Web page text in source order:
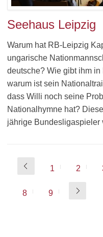
Seehaus Leipzig
Warum hat RB-Leipzig
ungarische
deutsche? Wie gibt ihm
warum ist sein
dass Willi noch seine
Nationalhymne hat?
jährige
1 2
8 9